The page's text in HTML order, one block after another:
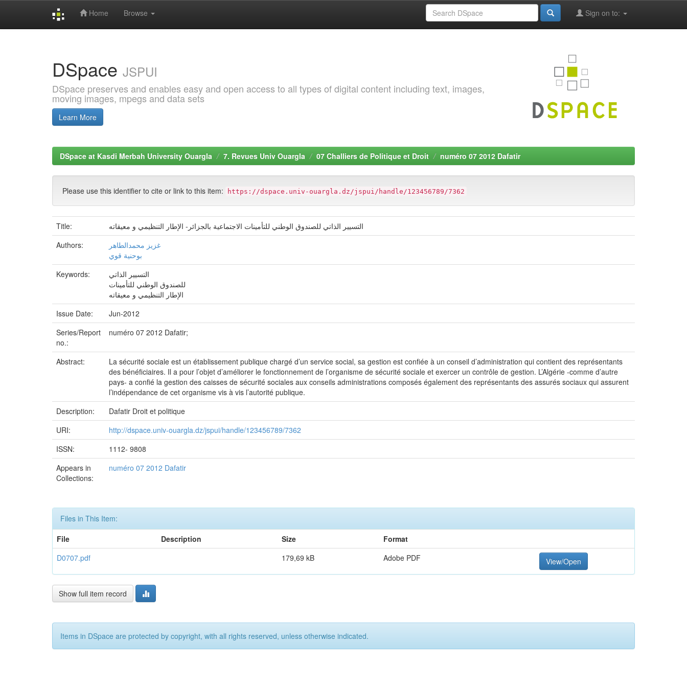
Home Browse Sign on to:
DSpace JSPUI
DSpace preserves and enables easy and open access to all types of digital content including text, images,
moving images, mpegs and data sets
Learn More
DSpace at Kasdi Merbah University Ouargla 7. Revues Univ Ouargla 07 Challiers de Politique et Droit numéro 07 2012 Dafatir
Please use this identifier to cite or link to this item: https://dspace.univ-ouargla.dz/jspui/handle/123456789/7362
Title:
التسيير الذاتي للصندوق الوطني للتأمينات الاجتماعية بالجزائر- الإطار التنظيمي و معيقاته
Authors:
غزيز محمدالطاهر
بوحنية قوي
Keywords:
التسيير الذاتي
للصندوق الوطني للتأمينات
الإطار التنظيمي و معيقاته
Issue Date:
Jun-2012
Series/Report
no.:
numéro 07 2012 Dafatir;
Abstract:
La sécurité sociale est un établissement publique chargé d’un service social, sa gestion est confiée à un conseil d’administration qui contient des représentants
des bénéficiaires. Il a pour l’objet d’améliorer le fonctionnement de l’organisme de sécurité sociale et exercer un contrôle de gestion. L’Algérie -comme d’autre
pays- a confié la gestion des caisses de sécurité sociales aux conseils administrations composés également des représentants des assurés sociaux qui assurent
l’indépendance de cet organisme vis à vis l’autorité publique.
Description:
Dafatir Droit et politique
URI:
http://dspace.univ-ouargla.dz/jspui/handle/123456789/7362
ISSN:
1112- 9808
Appears in
Collections:
numéro 07 2012 Dafatir
Files in This Item:
File
Description Size
Format
D0707.pdf
179,69 kB Adobe PDF View/Open
Show full item record
Items in DSpace are protected by copyright, with all rights reserved, unless otherwise indicated.